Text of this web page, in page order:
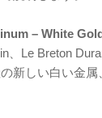
– White
、Le Breton
新しい白い金